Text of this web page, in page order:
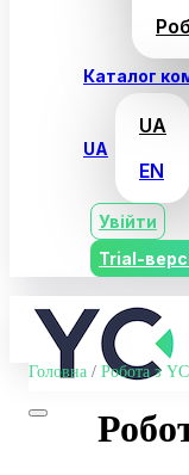
Каталог
UA
UA
EN
Увійти
Trial-
Головна / Робота з